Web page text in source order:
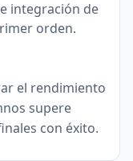
integración de
orden.
el rendimiento
supere
con éxito.